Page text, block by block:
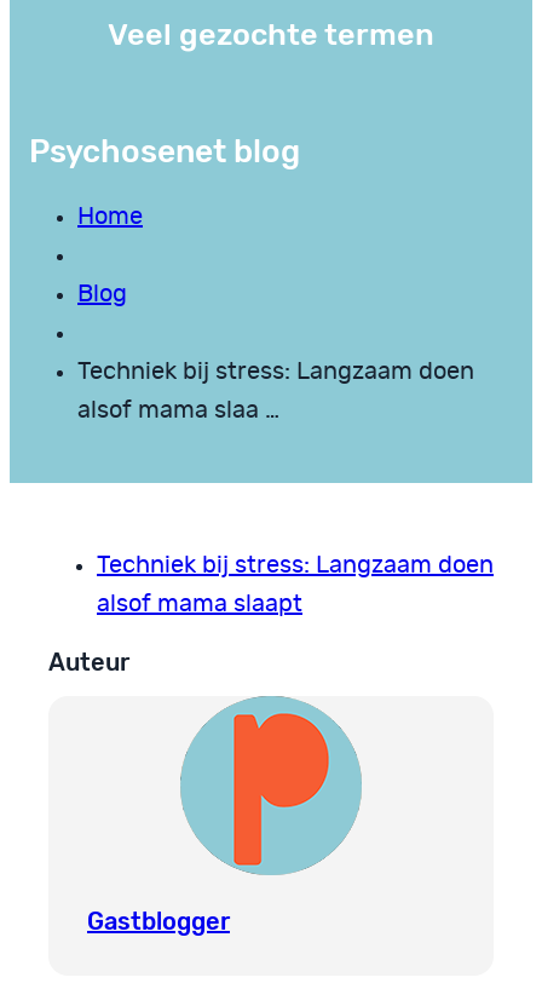
Veel gezochte termen
Psychosenet blog
Home
Blog
Techniek bij stress: Langzaam doen
alsof mama slaa …
Techniek bij stress: Langzaam doen
alsof mama slaapt
Auteur
Gastblogger